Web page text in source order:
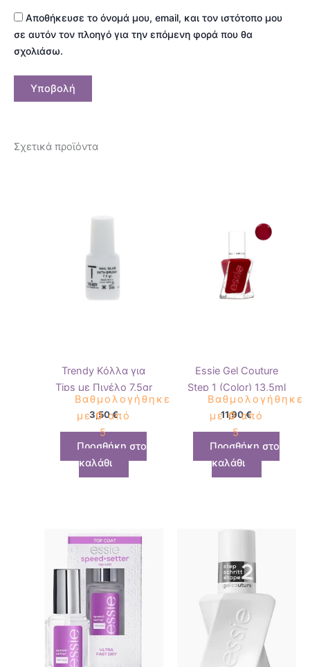
Αποθήκευσε το όνομά μου, email, και τον ιστότοπο μου
σε αυτόν τον πλοηγό για την επόμενη φορά που θα
σχολιάσω.
Σχετικά προϊόντα
Trendy Κόλλα για
Τips με Πινέλο 7,5gr
Βαθμολογήθηκε
με0από
5
3,50€
Προσθήκη στο
καλάθι
Essie Gel Couture
Step 1 (Color) 13,5ml
Βαθμολογήθηκε
με0από
5
11,90€
Προσθήκη στο
καλάθι